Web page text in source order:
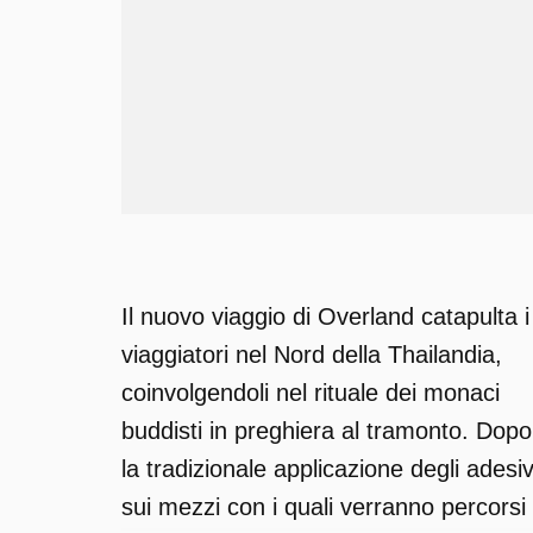
Il nuovo viaggio di Overland catapulta i
viaggiatori nel Nord della Thailandia,
coinvolgendoli nel rituale dei monaci
buddisti in preghiera al tramonto. Dopo
la tradizionale applicazione degli
sui mezzi con i quali verranno percorsi